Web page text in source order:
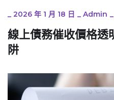
_ 2026 年 1 月 18 日 _ Admin _
線上債務催收價格透
阱